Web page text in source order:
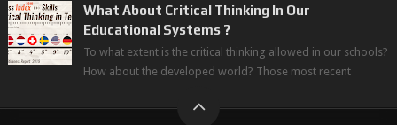
What About Critical Thinking In Our
Educational Systems ?
To what extent is the critical thinking allowed in our schools?
How about the developed world? Those most recent